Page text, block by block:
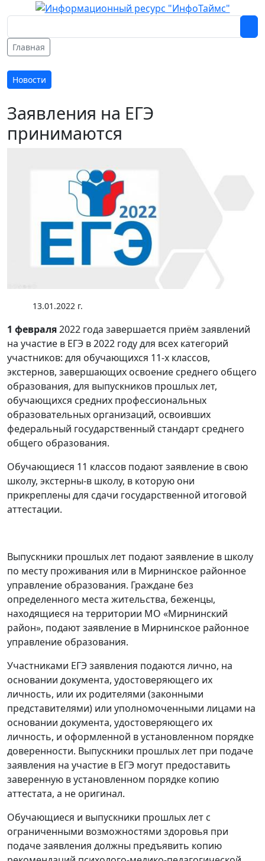
Главная
Новости
Заявления на ЕГЭ
принимаются
13.01.2022 г.
1 февраля2022 года завершается приём заявлений
на участие в ЕГЭ в 2022 году для всех категорий
участников: для обучающихся 11-х классов,
экстернов, завершающих освоение среднего общего
образования, для выпускников прошлых лет,
обучающихся средних профессиональных
образовательных организаций, освоивших
федеральный государственный стандарт среднего
общего образования.
Обучающиеся 11 классов подают заявление в свою
школу, экстерны-в школу, в которую они
прикреплены для сдачи государственной итоговой
аттестации.
Выпускники прошлых лет подают заявление в школу
по месту проживания или в Мирнинское районное
управление образования. Граждане без
определенного места жительства, беженцы,
находящиеся на территории МО «Мирнинский
район», подают заявление в Мирнинское районное
управление образования.
Участниками ЕГЭ заявления подаются лично, на
основании документа, удостоверяющего их
личность, или их родителями (законными
представителями) или уполномоченными лицами на
основании документа, удостоверяющего их
личность, и оформленной в установленном порядке
доверенности. Выпускники прошлых лет при подаче
заявления на участие в ЕГЭ могут предоставить
заверенную в установленном порядке копию
аттестата, а не оригинал.
Обучающиеся и выпускники прошлых лет с
ограниченными возможностями здоровья при
подаче заявления должны предъявить копию